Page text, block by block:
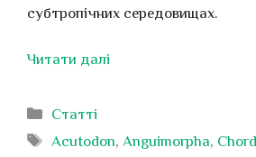
субтропічних середовищах.
Читати далі
Категорії
Статті
Позначки
Acutodon, Anguimorpha,